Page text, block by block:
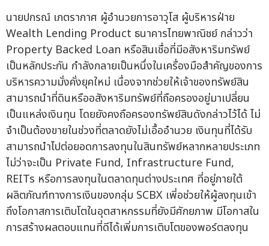
นายปกรณ์ เภตรากาศ ผู้อำนวยการอาวุโส ผู้บริหารฝ่าย
Wealth Lending Product ธนาคารไทยพาณิชย์ กล่าวว่า
Property Backed Loan หรือสินเชื่อที่มีอสังหาริมทรัพย์
เป็นหลักประกัน กำลังกลายเป็นหนึ่งในเครื่องมือสำคัญของการ
บริหารความมั่งคั่งยุคใหม่ เนื่องจากช่วยให้เจ้าของทรัพย์สิน
สามารถนำที่ดินหรืออสังหาริมทรัพย์ที่ถือครองอยู่มาเปลี่ยน
เป็นแหล่งเงินทุน โดยยังคงถือครองทรัพย์สินดังกล่าวไว้ได้ ไม่
จำเป็นต้องขายในช่วงที่ตลาดยังไม่เอื้ออำนวย เงินทุนที่ได้รับ
สามารถนำไปต่อยอดการลงทุนในสินทรัพย์หลากหลายประเภท
ไม่ว่าจะเป็น Private Fund, Infrastructure Fund,
REITs หรือการลงทุนในตลาดทุนต่างประเทศ ที่อยู่ภายใต้
ผลิตภัณฑ์ทางการเงินของกลุ่ม SCBX เพี่อช่วยให้ผู้ลงทุนเข้า
ถึงโอกาสการเติบโตในอุตสาหกรรมที่ยังมีศักยภาพ มีโอกาสใน
การสร้างผลตอบแทนที่ดีได้เพิ่มการเติบโตของพอร์ตลงทุน